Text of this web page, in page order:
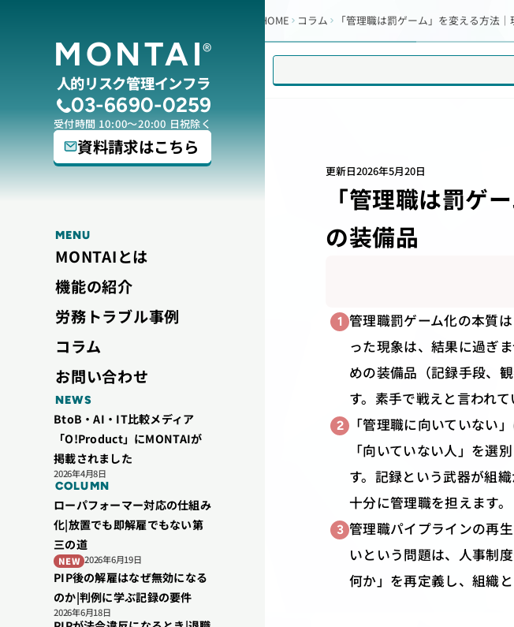
MONTAI®
人的リスク管理インフラ
03-6690-0259
受付時間 10:00～20:00 日祝除く
資料請求はこちら
MENU
MONTAIとは
機能の紹介
労務トラブル事例
コラム
お問い合わせ
NEWS
BtoB・AI・IT比較メディア
「O!Product」にMONTAIが
掲載されました
2026年4月8日
COLUMN
ローパフォーマー対応の仕組み
化|放置でも即解雇でもない第
三の道
NEW 2026年6月19日
PIP後の解雇はなぜ無効になる
のか|判例に学ぶ記録の要件
2026年6月18日
HOME コラム 「管理職は罰ゲーム」を変える方法
更新日2026年5月20日
「管理職は罰ゲ
の装備品
1 管理職罰ゲーム化の本質
った現象は、結果に過ぎ
めの装備品（記録手段、
す。素手で戦えと言われ
2
「管理職に向いていない
「向いていない人」を選
す。記録という武器が組
十分に管理職を担えます。
3 管理職パイプラインの再
いという問題は、人事制
何か」を再定義し、組織